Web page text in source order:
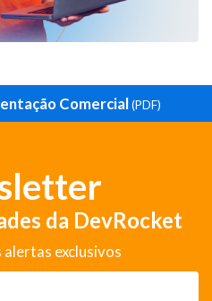
Comercial(PDF)
da DevRocket
alertas exclusivos